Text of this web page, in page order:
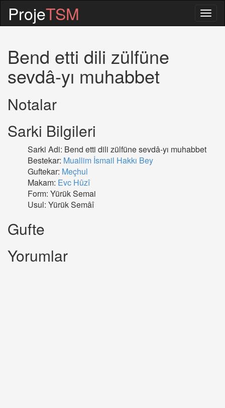
ProjeTSM
Bend etti dili zülfüne
sevdâ-yı muhabbet
Notalar
Sarki Bilgileri
Sarki Adi: Bend etti dili zülfüne sevdâ-yı muhabbet
Bestekar: Muallim İsmail Hakkı Bey
Guftekar: Meçhul
Makam: Evc Hûzî
Form: Yürük Semai
Usul: Yürük Semâî
Gufte
Yorumlar